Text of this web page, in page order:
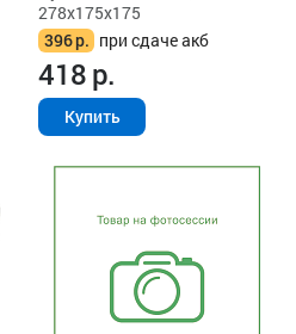
278x175x175
396р. при сдаче акб
418р.
Купить